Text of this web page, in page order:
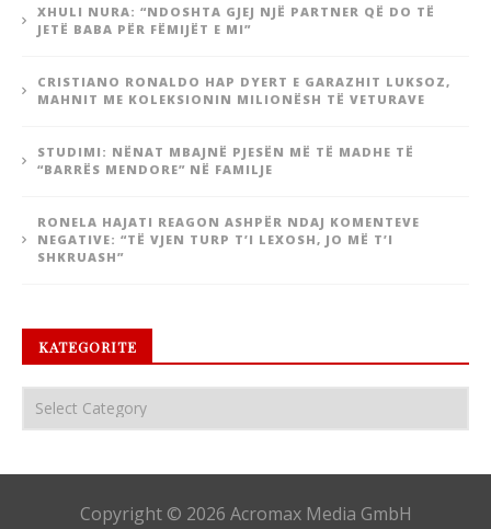
XHULI NURA: “NDOSHTA GJEJ NJË PARTNER QË DO TË
JETË BABA PËR FËMIJËT E MI”
CRISTIANO RONALDO HAP DYERT E GARAZHIT LUKSOZ,
MAHNIT ME KOLEKSIONIN MILIONËSH TË VETURAVE
STUDIMI: NËNAT MBAJNË PJESËN MË TË MADHE TË
“BARRËS MENDORE” NË FAMILJE
RONELA HAJATI REAGON ASHPËR NDAJ KOMENTEVE
NEGATIVE: “TË VJEN TURP T’I LEXOSH, JO MË T’I
SHKRUASH”
KATEGORITE
Copyright © 2026 Acromax Media GmbH